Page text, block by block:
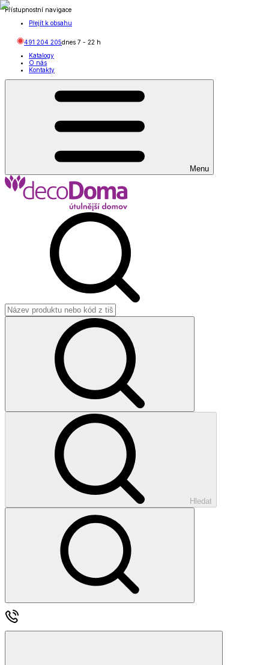
Přístupnostní navigace
Přejít k obsahu
491 204 205dnes 7 - 22 h
Katalogy
O nás
Kontakty
Menu
Hledat